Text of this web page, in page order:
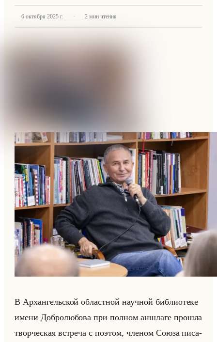
6 октября 2025 г. · 2 мин чтения
В Ар­хан­гельской об­ласт­ной на­уч­ной биб­лио­те­ке
имени Доб­ро­лю­бо­ва при пол­ном ан­шла­ге про­шла
твор­че­ская встре­ча с по­этом, чле­ном Союза пи­са­